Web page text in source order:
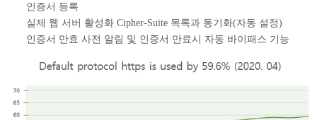
인증서 등록
실제 웹 서버 활성화 Cipher-Suite 목록과 동기화(자동 설정)
인증서 만효 사전 알림 및 인증서 만료시 자동 바이패스 기능